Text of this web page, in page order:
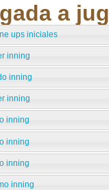
a
ups iniciales
inning
inning
inning
inning
inning
inning
inning